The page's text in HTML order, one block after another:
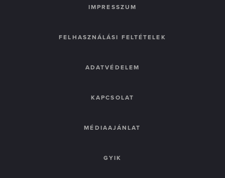
IMPRESSZUM
FELHASZNÁLÁSI FELTÉTELEK
ADATVÉDELEM
KAPCSOLAT
MÉDIAAJÁNLAT
GYIK